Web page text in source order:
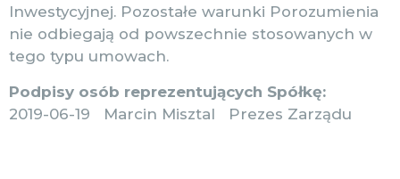
Inwestycyjnej. Pozostałe warunki Porozumienia
nie odbiegają od powszechnie stosowanych w
tego typu umowach.
Podpisy osób reprezentujących Spółkę:
2019-06-19 Marcin Misztal Prezes Zarządu